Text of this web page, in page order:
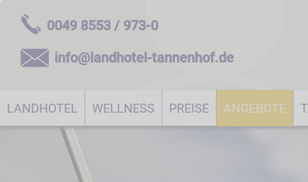
0049 8553 / 973-0
info@landhotel-tannenhof.de
LANDHOTEL WELLNESS PREISE ANGEBOTE